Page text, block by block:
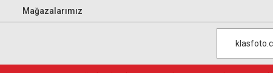
Mağazalarımız